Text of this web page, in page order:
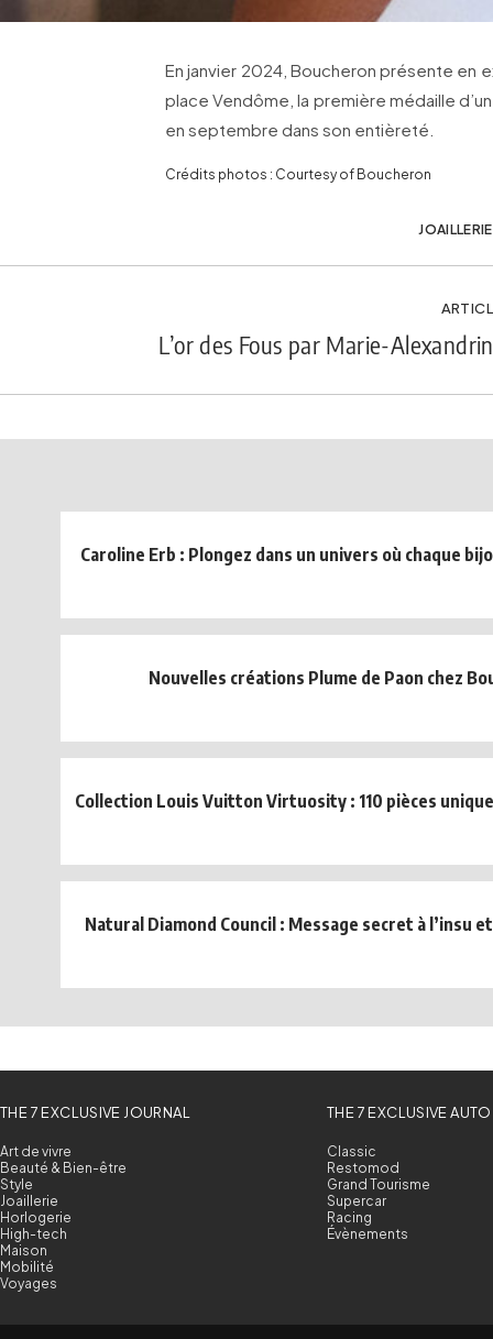
En janvier 2024, Boucheron présente en
place Vendôme, la première médaille
en septembre dans son entièreté.
Crédits photos : Courtesy of Boucheron
JOAILLERIE
L’or des Fous par Marie-
Caroline Erb : Plongez dans un univers où chaque
Nouvelles créations Plume de Paon chez
Collection Louis Vuitton Virtuosity : 110 pièces
Natural Diamond Council : Message secret à l’insu
THE 7 EXCLUSIVE JOURNAL
Art de vivre
Beauté & Bien-être
Style
Joaillerie
Horlogerie
High-tech
Maison
Mobilité
Voyages
THE 7 EXCLUSIVE AUTO
Classic
Restomod
Grand Tourisme
Supercar
Racing
Évènements